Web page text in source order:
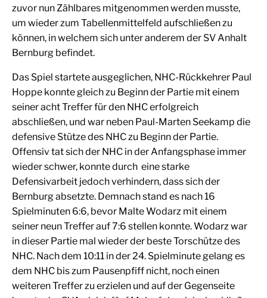
zuvor nun Zählbares mitgenommen werden musste,
um wieder zum Tabellenmittelfeld aufschließen zu
können, in welchem sich unter anderem der SV Anhalt
Bernburg befindet.
Das Spiel startete ausgeglichen, NHC-Rückkehrer Paul
Hoppe konnte gleich zu Beginn der Partie mit einem
seiner acht Treffer für den NHC erfolgreich
abschließen, und war neben Paul-Marten Seekamp die
defensive Stütze des NHC zu Beginn der Partie.
Offensiv tat sich der NHC in der Anfangsphase immer
wieder schwer, konnte durch eine starke
Defensivarbeit jedoch verhindern, dass sich der
Bernburg absetzte. Demnach stand es nach 16
Spielminuten 6:6, bevor Malte Wodarz mit einem
seiner neun Treffer auf 7:6 stellen konnte. Wodarz war
in dieser Partie mal wieder der beste Torschütze des
NHC. Nach dem 10:11 in der 24. Spielminute gelang es
dem NHC bis zum Pausenpfiff nicht, noch einen
weiteren Treffer zu erzielen und auf der Gegenseite